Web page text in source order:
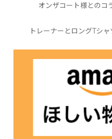
オンザコート様とのコ
トレーナーとロングTシ